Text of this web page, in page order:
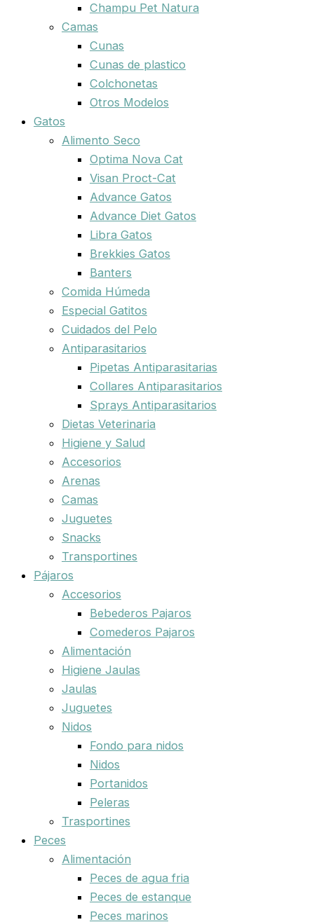
Champu Pet Natura
Camas
Cunas
Cunas de plastico
Colchonetas
Otros Modelos
Gatos
Alimento Seco
Optima Nova Cat
Visan Proct-Cat
Advance Gatos
Advance Diet Gatos
Libra Gatos
Brekkies Gatos
Banters
Comida Húmeda
Especial Gatitos
Cuidados del Pelo
Antiparasitarios
Pipetas Antiparasitarias
Collares Antiparasitarios
Sprays Antiparasitarios
Dietas Veterinaria
Higiene y Salud
Accesorios
Arenas
Camas
Juguetes
Snacks
Transportines
Pájaros
Accesorios
Bebederos Pajaros
Comederos Pajaros
Alimentación
Higiene Jaulas
Jaulas
Juguetes
Nidos
Fondo para nidos
Nidos
Portanidos
Peleras
Trasportines
Peces
Alimentación
Peces de agua fria
Peces de estanque
Peces marinos